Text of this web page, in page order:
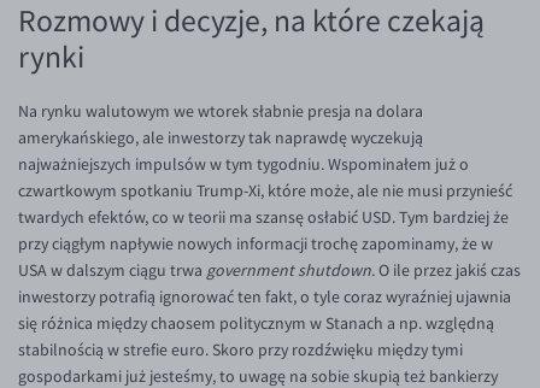
EUR/AUD
EUR/CAD
EUR/CNY
EUR/HKD
EUR/HUF
EUR/ILS
EUR/JPY
EUR/NZD
Rozmowy i decyzje, na które czekają
rynki
Na rynku walutowym we wtorek słabnie presja na dolara
amerykańskiego, ale inwestorzy tak naprawdę wyczekują
najważniejszych impulsów w tym tygodniu. Wspominałem już o
czwartkowym spotkaniu Trump-Xi, które może, ale nie musi przynieść
twardych efektów, co w teorii ma szansę osłabić USD. Tym bardziej że
przy ciągłym napływie nowych informacji trochę zapominamy, że w
USA w dalszym ciągu trwa government shutdown. O ile przez jakiś czas
inwestorzy potrafią ignorować ten fakt, o tyle coraz wyraźniej ujawnia
się różnica między chaosem politycznym w Stanach a np. względną
stabilnością w strefie euro. Skoro przy rozdźwięku między tymi
gospodarkami już jesteśmy, to uwagę na sobie skupią też bankierzy